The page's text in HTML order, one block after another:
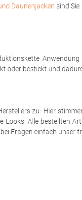
Daunenjacken sind
oder bestickt und
zu: Hier
Alle bestellten
Fragen einfach unser